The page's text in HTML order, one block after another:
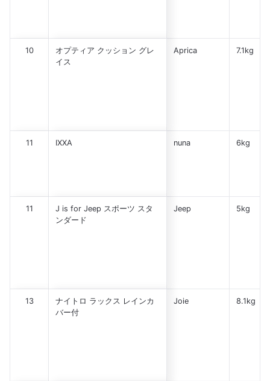
10
オプティア クッション グレ
イス
Aprica 7.1kg
11 IXXA nuna 6kg
11
J is for Jeep スポーツ スタ
ンダード
Jeep 5kg
13
ナイトロ ラックス レインカ
バー付
Joie 8.1kg